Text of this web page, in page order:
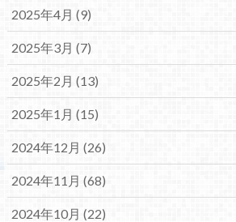
2025年4月 (9)
2025年3月 (7)
2025年2月 (13)
2025年1月 (15)
2024年12月 (26)
2024年11月 (68)
2024年10月 (22)